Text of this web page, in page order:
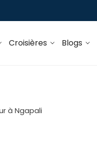
Croisières Blogs